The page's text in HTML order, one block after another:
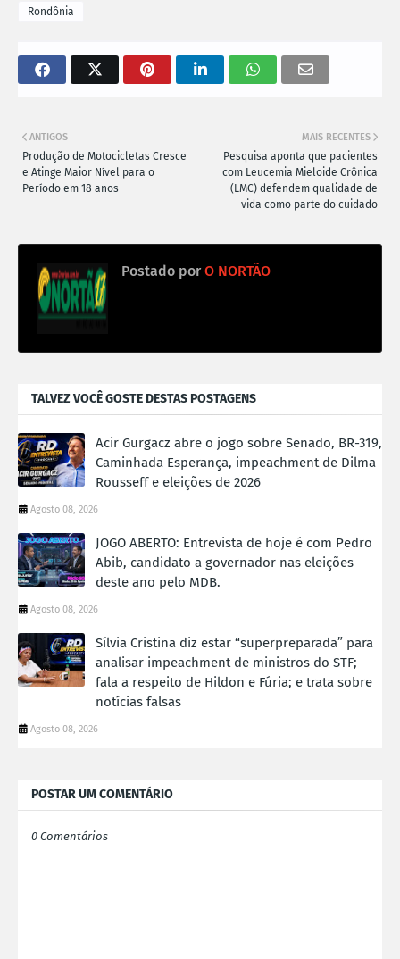
Rondônia
MAIS RECENTES
Pesquisa aponta que pacientes
com Leucemia Mieloide Crônica
(LMC) defendem qualidade de
vida como parte do cuidado
ANTIGOS
Produção de Motocicletas Cresce
e Atinge Maior Nível para o
Período em 18 anos
Postado por O NORTÃO
TALVEZ VOCÊ GOSTE DESTAS POSTAGENS
Acir Gurgacz abre o jogo sobre Senado, BR-319,
Caminhada Esperança, impeachment de Dilma
Rousseff e eleições de 2026
Agosto 08, 2026
JOGO ABERTO: Entrevista de hoje é com Pedro
Abib, candidato a governador nas eleições
deste ano pelo MDB.
Agosto 08, 2026
Sílvia Cristina diz estar “superpreparada” para
analisar impeachment de ministros do STF;
fala a respeito de Hildon e Fúria; e trata sobre
notícias falsas
Agosto 08, 2026
POSTAR UM COMENTÁRIO
0 Comentários